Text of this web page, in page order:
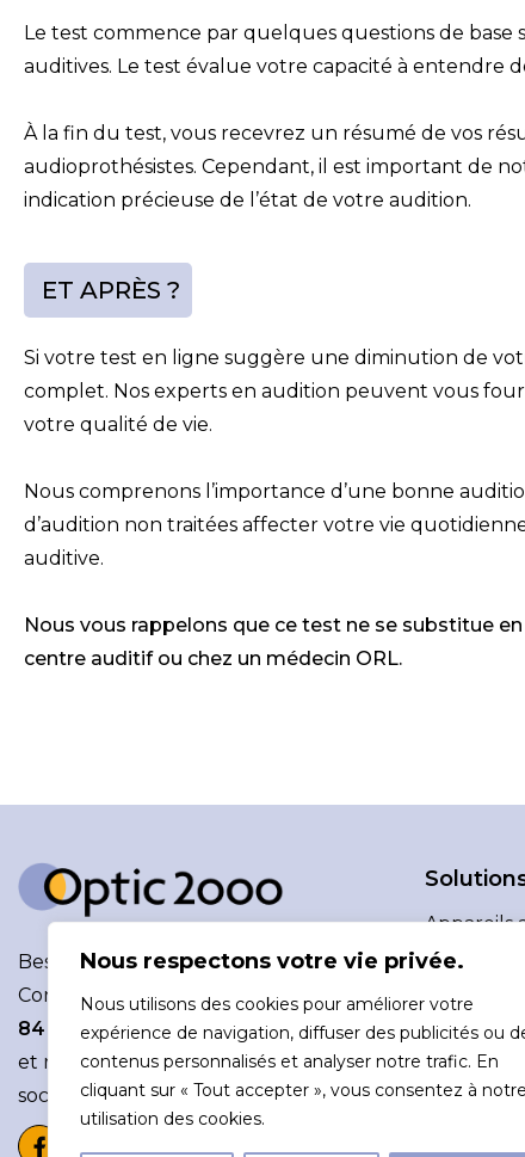
Nous respectons votre vie privée.
Nous utilisons des cookies pour améliorer votre
expérience de navigation, diffuser des publicités ou
contenus personnalisés et analyser notre trafic. En
cliquant sur « Tout accepter », vous consentez à notre
utilisation des cookies.
Le test commence par quelques questions de
auditives. Le test évalue votre capacité à entendre
À la fin du test, vous recevrez un résumé de vos
audioprothésistes. Cependant, il est important de
indication précieuse de l’état de votre audition.
ET APRÈS ?
Si votre test en ligne suggère une diminution de
complet. Nos experts en audition peuvent vous
votre qualité de vie.
Nous comprenons l’importance d’une bonne
d’audition non traitées affecter votre vie
auditive.
Nous vous rappelons que ce test ne se substitue
centre auditif ou chez un médecin ORL.
Besoin d’aide ?
Contactez nous au02 38 30 04
84 ou viale formulaire de contact
et retrouvez nous sur les réseaux
sociaux
Appareils
Entretien
Paiement